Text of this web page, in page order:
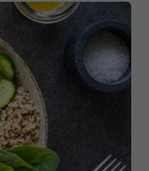
mai bine